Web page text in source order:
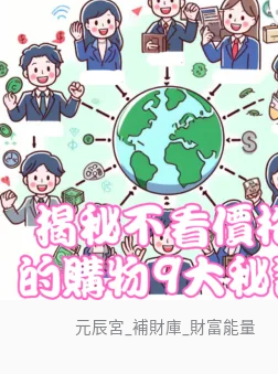
元辰宮_補財庫_財富能量